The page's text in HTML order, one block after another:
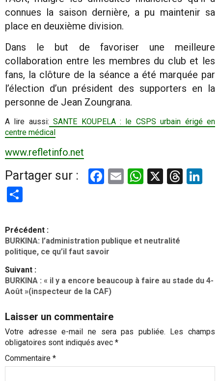
connues la saison dernière, a pu maintenir sa
place en deuxième division.
Dans le but de favoriser une meilleure
collaboration entre les membres du club et les
fans, la clôture de la séance a été marquée par
l’élection d’un président des supporters en la
personne de Jean Zoungrana.
A lire aussi: SANTE KOUPELA : le CSPS urbain érigé en
centre médical
www.refletinfo.net
Partager sur : Facebook
EmailWhatsApp
X
N
a
v
i
g
a
t
i
o
n
d
Précédent :
BURKINA: l’administration publique et neutralité
politique, ce qu’il faut savoir
Suivant :
BURKINA : « il y a encore beaucoup à faire au stade du 4-
Août »(inspecteur de la CAF)
Laisser un commentaire
Votre adresse e-mail ne sera pas publiée. Les champs
obligatoires sont indiqués avec *
Commentaire *